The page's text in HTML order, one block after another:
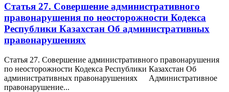
Статья 27. Совершение административного
правонарушения по неосторожности Кодекса
Республики Казахстан Об административных
правонарушениях
Статья 27. Совершение административного правонарушения
по неосторожности Кодекса Республики Казахстан Об
административных правонарушениях Административное
правонарушение...